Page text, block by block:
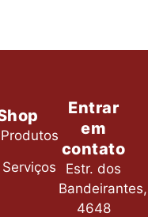
Produtos
Serviços
Entrar
em
contato
Estr. dos
Bandeirantes,
4648